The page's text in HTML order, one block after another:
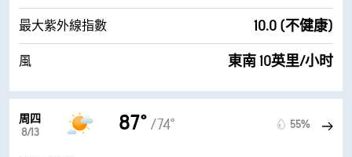
最大紫外線指數 10.0 (不健康)
風 東南 10英里/小时
周四
8/13
87° /74° 55%